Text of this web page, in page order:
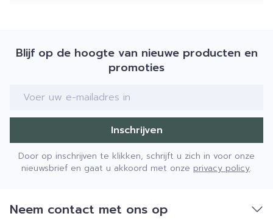
Blijf op de hoogte van nieuwe producten en
promoties
E-mail adres
Inschrijven
Door op inschrijven te klikken, schrijft u zich in voor onze
nieuwsbrief en gaat u akkoord met onze privacy policy.
Neem contact met ons op